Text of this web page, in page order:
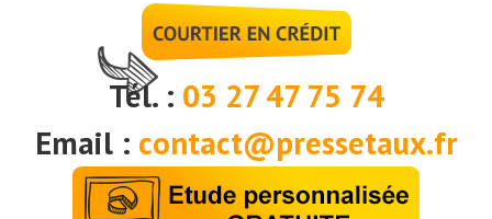
Tél. : 03 27 47 75 74
Email : contact@pressetaux.fr